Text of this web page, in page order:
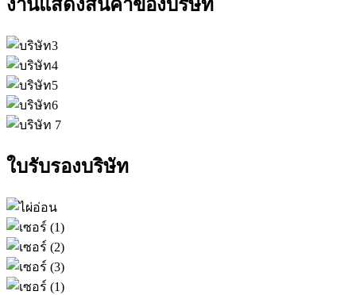
งานแสดงสินค้าของบริษัท
ใบรับรองบริษัท